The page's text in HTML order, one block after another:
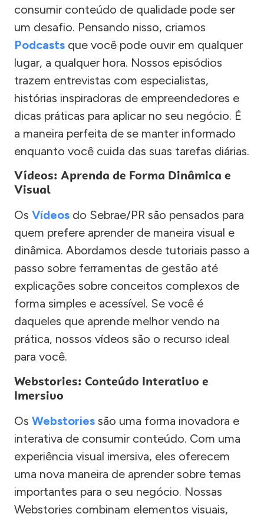
consumir conteúdo de qualidade pode ser
um desafio. Pensando nisso, criamos
Podcasts que você pode ouvir em qualquer
lugar, a qualquer hora. Nossos episódios
trazem entrevistas com especialistas,
histórias inspiradoras de empreendedores e
dicas práticas para aplicar no seu negócio. É
a maneira perfeita de se manter informado
enquanto você cuida das suas tarefas diárias.
Vídeos: Aprenda de Forma Dinâmica e
Visual
Os Vídeos do Sebrae/PR são pensados para
quem prefere aprender de maneira visual e
dinâmica. Abordamos desde tutoriais passo a
passo sobre ferramentas de gestão até
explicações sobre conceitos complexos de
forma simples e acessível. Se você é
daqueles que aprende melhor vendo na
prática, nossos vídeos são o recurso ideal
para você.
Webstories: Conteúdo Interativo e
Imersivo
Os Webstories são uma forma inovadora e
interativa de consumir conteúdo. Com uma
experiência visual imersiva, eles oferecem
uma nova maneira de aprender sobre temas
importantes para o seu negócio. Nossas
Webstories combinam elementos visuais,